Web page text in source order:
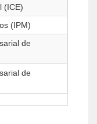
(ICE)
(IPM)
de
de